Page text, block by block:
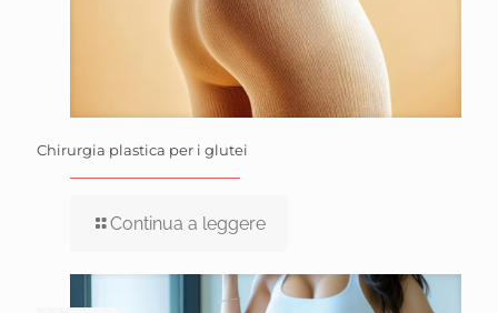
Chirurgia plastica per i glutei
Continua a leggere